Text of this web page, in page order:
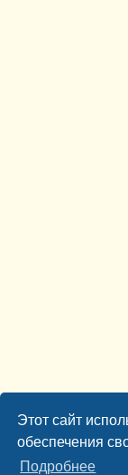
Этот сайт
обеспечения
Подробнее